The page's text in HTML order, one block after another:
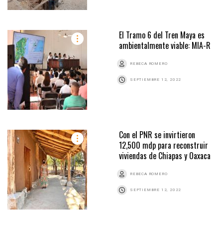
El Tramo 6 del Tren Maya es
ambientalmente viable: MIA-R
REBECA ROMERO
SEPTIEMBRE 12, 2022
Con el PNR se invirtieron
12,500 mdp para reconstruir
viviendas de Chiapas y Oaxaca
REBECA ROMERO
SEPTIEMBRE 12, 2022